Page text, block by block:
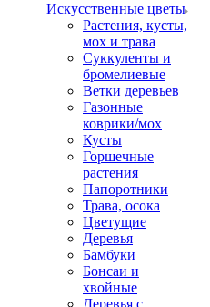
Искусственные цветы
Растения, кусты,
мох и трава
Суккуленты и
бромелиевые
Ветки деревьев
Газонные
коврики/мох
Кусты
Горшечные
растения
Папоротники
Трава, осока
Цветущие
Деревья
Бамбуки
Бонсаи и
хвойные
Деревья с